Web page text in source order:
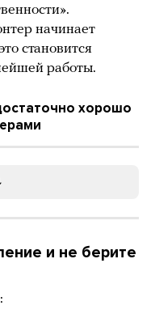
начинает
становится
работы.
хорошо
и не берите